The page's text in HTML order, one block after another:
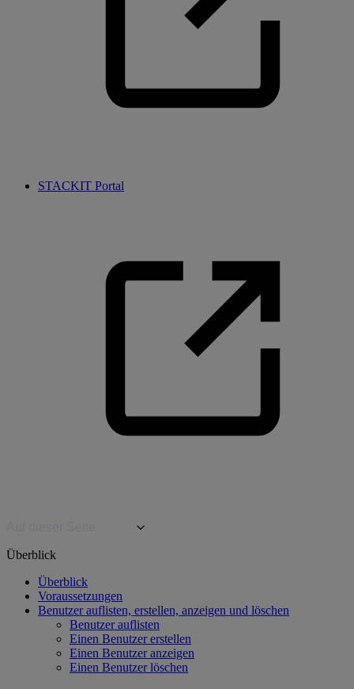
STACKIT Portal
Überblick
Überblick
Voraussetzungen
Benutzer auflisten, erstellen, anzeigen und löschen
Benutzer auflisten
Einen Benutzer erstellen
Einen Benutzer anzeigen
Einen Benutzer löschen